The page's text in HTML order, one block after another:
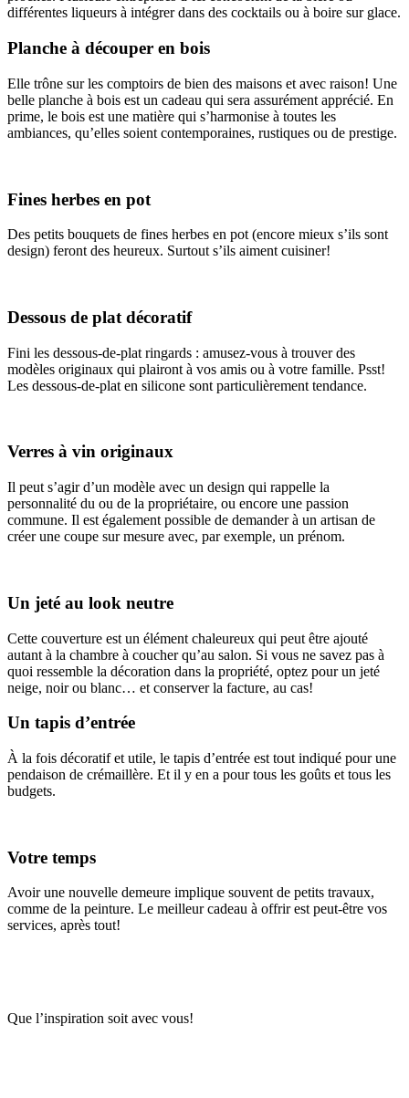
différentes liqueurs à intégrer dans des cocktails ou à boire sur glace.
Planche à découper en bois
Elle trône sur les comptoirs de bien des maisons et avec raison! Une
belle planche à bois est un cadeau qui sera assurément apprécié. En
prime, le bois est une matière qui s’harmonise à toutes les
ambiances, qu’elles soient contemporaines, rustiques ou de prestige.
Fines herbes en pot
Des petits bouquets de fines herbes en pot (encore mieux s’ils sont
design) feront des heureux. Surtout s’ils aiment cuisiner!
Dessous de plat décoratif
Fini les dessous-de-plat ringards : amusez-vous à trouver des
modèles originaux qui plairont à vos amis ou à votre famille. Psst!
Les dessous-de-plat en silicone sont particulièrement tendance.
Verres à vin originaux
Il peut s’agir d’un modèle avec un design qui rappelle la
personnalité du ou de la propriétaire, ou encore une passion
commune. Il est également possible de demander à un artisan de
créer une coupe sur mesure avec, par exemple, un prénom.
Un jeté au look neutre
Cette couverture est un élément chaleureux qui peut être ajouté
autant à la chambre à coucher qu’au salon. Si vous ne savez pas à
quoi ressemble la décoration dans la propriété, optez pour un jeté
neige, noir ou blanc… et conserver la facture, au cas!
Un tapis d’entrée
À la fois décoratif et utile, le tapis d’entrée est tout indiqué pour une
pendaison de crémaillère. Et il y en a pour tous les goûts et tous les
budgets.
Votre temps
Avoir une nouvelle demeure implique souvent de petits travaux,
comme de la peinture. Le meilleur cadeau à offrir est peut-être vos
services, après tout!
Que l’inspiration soit avec vous!